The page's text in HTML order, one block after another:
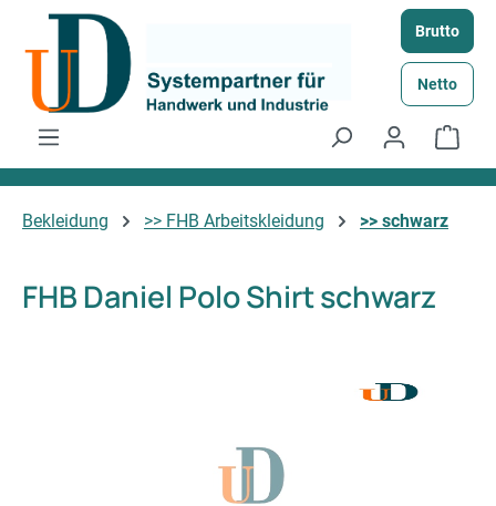
Zum Hauptinhalt springen Brutto
Netto
Bekleidung >> FHB Arbeitskleidung >> schwarz
FHB Daniel Polo Shirt schwarz